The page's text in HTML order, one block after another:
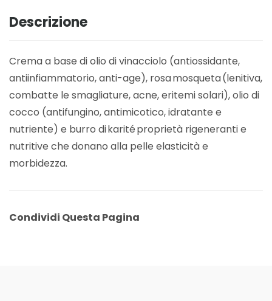
Descrizione
Crema a base di olio di vinacciolo (antiossidante,
antiinfiammatorio, anti-age), rosa mosqueta (lenitiva,
combatte le smagliature, acne, eritemi solari), olio di
cocco (antifungino, antimicotico, idratante e
nutriente) e burro di karité proprietà rigeneranti e
nutritive che donano alla pelle elasticità e
morbidezza.
Condividi Questa Pagina